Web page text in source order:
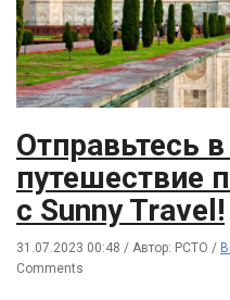
Отправьтесь
путешествие
с Sunny Travel!
31.07.2023 00:48 / Автор: РСТО /
Comments